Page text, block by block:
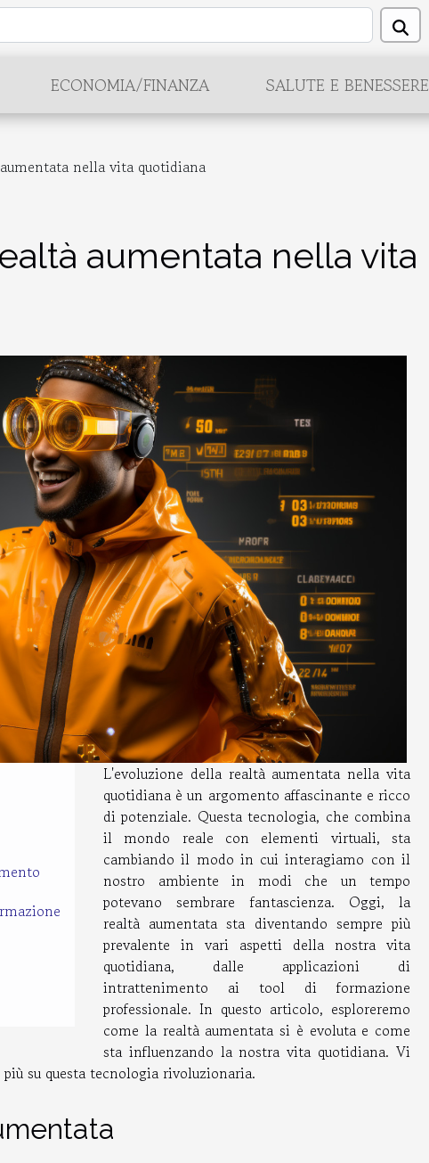
ECONOMIA/FINANZA SALUTE E BENESSERE
nella vita quotidiana
aumentata nella vita
L'evoluzione della realtà aumentata nella vita
quotidiana è un argomento affascinante e ricco
di potenziale. Questa tecnologia, che combina
il mondo reale con elementi virtuali, sta
cambiando il modo in cui interagiamo con il
nostro ambiente in modi che un tempo
potevano sembrare fantascienza. Oggi, la
realtà aumentata sta diventando sempre più
prevalente in vari aspetti della nostra vita
quotidiana, dalle applicazioni di
intrattenimento ai tool di formazione
professionale. In questo articolo, esploreremo
come la realtà aumentata si è evoluta e come
sta influenzando la nostra vita quotidiana. Vi
su questa tecnologia rivoluzionaria.